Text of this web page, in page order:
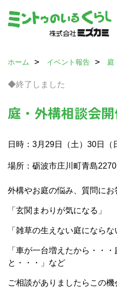
ホーム イベント報告 庭
◆終了しました
庭・外構相談会
日時：3月29日（土）30日（
場所：砺波市庄川町青島2270
外構やお庭の悩み、質問にお
「玄関まわりが気になる」
「雑草の生えない庭にならな
「車が一台増えたから・・
と・・・」など
ご相談がありましたらこの機